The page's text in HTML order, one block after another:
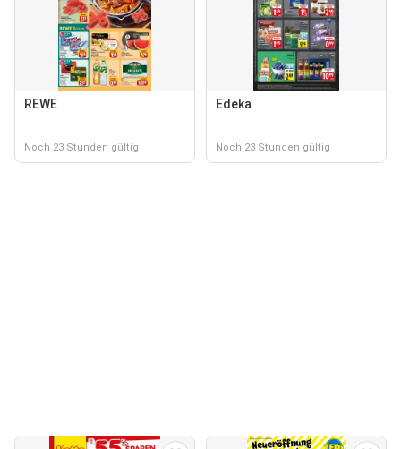
REWE
Noch 23 Stunden gültig
Edeka
Noch 23 Stunden gültig